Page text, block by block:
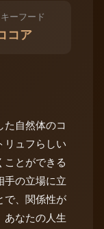
ーフード
コア
自然体のコ
リュフらしい
ことができる
手の立場に立
で、関係性が
あなたの人生